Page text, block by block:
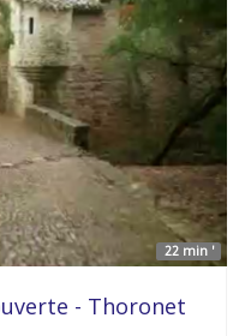
22 min '
- Thoronet